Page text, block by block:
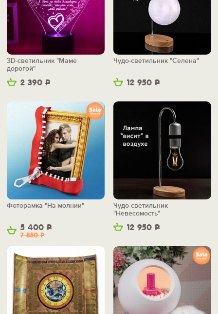
2 390 Р
3D-светильник "Маме
дорогой"
12 950 Р
Чудо-светильник "Селена"
5 400 Р
7 850Р
Фоторамка "На молнии"
12 950 Р
Чудо-светильник
"Невесомость"